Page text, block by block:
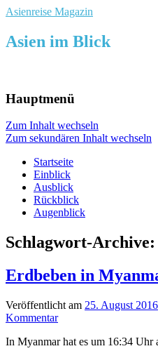
Asienreise Magazin
Asien im Blick
Hauptmenü
Zum Inhalt wechseln
Zum sekundären Inhalt wechseln
Startseite
Einblick
Ausblick
Rückblick
Augenblick
Schlagwort-Archive:
Erdbeben in
Veröffentlicht am 25. August 2016
Kommentar
In Myanmar hat es um 16:34 Uhr